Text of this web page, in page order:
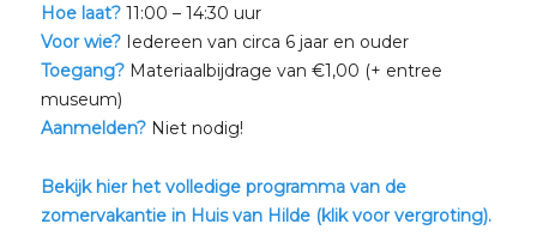
Hoe laat?11:00 – 14:30 uur
Voor wie? Iedereen van circa 6 jaar en ouder
Toegang?Materiaalbijdrage van €1,00 (+ entree
museum)
Aanmelden?Niet nodig!
Bekijk hier het volledige programma van de
zomervakantie in Huis van Hilde (klik voor vergroting).